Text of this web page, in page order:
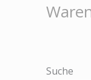
Suche